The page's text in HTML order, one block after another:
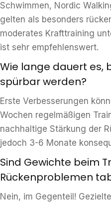
Schwimmen, Nordic
gelten als besonders
moderates Krafttraining
ist sehr empfehlenswert.
Wie lange dauert es,
spürbar werden?
Erste Verbesserungen
Wochen regelmäßigen
nachhaltige Stärkung der
jedoch 3-6 Monate
Sind Gewichte beim
Rückenproblemen
Nein, im Gegenteil!